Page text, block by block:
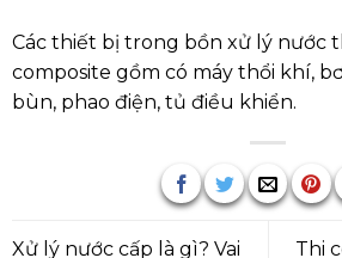
Các thiết bị trong bồn xử lý nước
composite gồm có máy thổi khí,
bùn, phao điện, tủ điều khiển.
Xử lý nước cấp là gì? Vai Thi